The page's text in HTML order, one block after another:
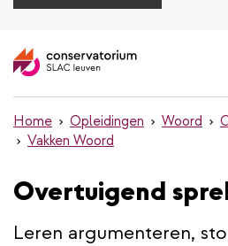
en
inhoud
gaan
Home Opleidingen Woord
Vakken Woord
Overtuigend
Leren argumenteren,